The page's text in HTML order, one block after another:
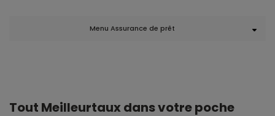
Menu Assurance de prêt
Tout Meilleurtaux dans votre poche